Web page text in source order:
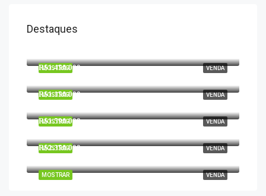
Destaques
VENDA
MOSTRAR
VENDA
MOSTRAR
R$1.450.000
VENDA
MOSTRAR
R$1.150.000
VENDA
MOSTRAR
R$1.590.000
VENDA
MOSTRAR
R$2.350.000